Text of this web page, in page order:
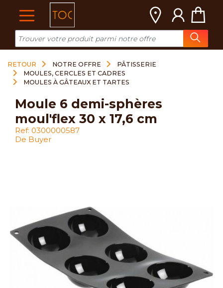
RETOUR NOTRE OFFRE
PÂTISSERIE
MOULES, CERCLES ET CADRES
MOULES À GÂTEAUX ET TARTES
moule 6 demi-sphères
moul'flex 30 x 17,6 cm
Ref: 0300000587
De Buyer
Cookies management panel